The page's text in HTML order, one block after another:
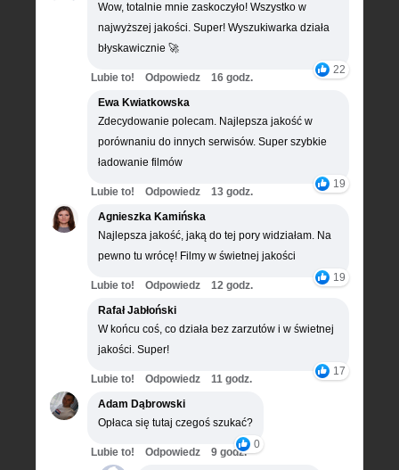
Wow, totalnie mnie zaskoczyło! Wszystko w
najwyższej jakości. Super! Wyszukiwarka działa
błyskawicznie 🚀
22
Lubie to! Odpowiedz
16 godz.
Ewa Kwiatkowska
Zdecydowanie polecam. Najlepsza jakość w
porównaniu do innych serwisów. Super szybkie
ładowanie filmów
19
Lubie to! Odpowiedz
13 godz.
Agnieszka Kamińska
Najlepsza jakość, jaką do tej pory widziałam. Na
pewno tu wrócę! Filmy w świetnej jakości
19
Lubie to! Odpowiedz
12 godz.
Rafał Jabłoński
W końcu coś, co działa bez zarzutów i w świetnej
jakości. Super!
17
Lubie to! Odpowiedz
11 godz.
Adam Dąbrowski
Opłaca się tutaj czegoś szukać?
0
Lubie to! Odpowiedz
9 godz.